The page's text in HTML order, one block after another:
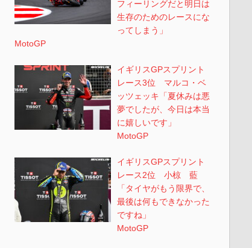
フィーリングだと明日は
生存のためのレースにな
ってしまう」
MotoGP
イギリスGPスプリント
レース3位 マルコ・ベ
ッツェッキ「夏休みは悪
夢でしたが、今日は本当
に嬉しいです」
MotoGP
イギリスGPスプリント
レース2位 小椋 藍
「タイヤがもう限界で、
最後は何もできなかった
ですね」
MotoGP